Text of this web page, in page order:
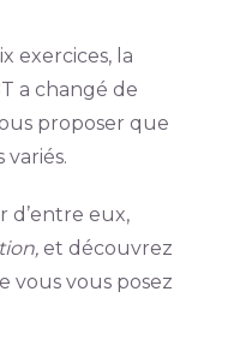
exercices, la
a changé de
proposer que
d’entre eux,
et découvrez
vous vous posez